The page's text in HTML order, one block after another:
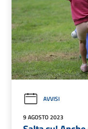
AVVISI
9 AGOSTO 2023